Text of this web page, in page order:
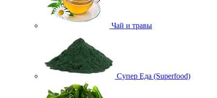
Чай и травы
Супер Еда (Superfood)